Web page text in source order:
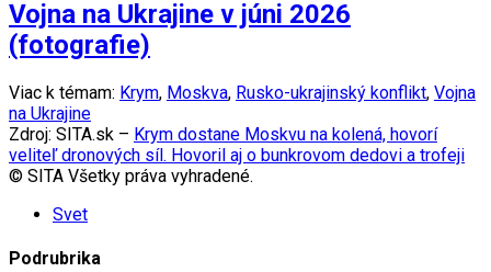
Vojna na Ukrajine v júni 2026
(fotografie)
Viac k témam: Krym, Moskva, Rusko-ukrajinský konflikt, Vojna
na Ukrajine
Zdroj: SITA.sk – Krym dostane Moskvu na kolená, hovorí
veliteľ dronových síl. Hovoril aj o bunkrovom dedovi a trofeji
© SITA Všetky práva vyhradené.
Svet
Podrubrika